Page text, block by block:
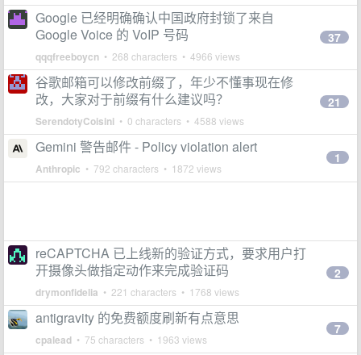
Google 已经明确确认中国政府封锁了来自
Google Voice 的 VoIP 号码
qqqfreeboycn • 268 characters • 4966 views
37
谷歌邮箱可以修改前缀了，年少不懂事现在修
改，大家对于前缀有什么建议吗？
SerendotyCoisini • 0 characters • 4588 views
21
Gemini 警告邮件 - Policy violation alert
Anthropic • 792 characters • 1872 views
1
reCAPTCHA 已上线新的验证方式，要求用户打
开摄像头做指定动作来完成验证码
drymonfidelia • 221 characters • 1768 views
2
antigravity 的免费额度刷新有点意思
cpalead • 75 characters • 1963 views
7